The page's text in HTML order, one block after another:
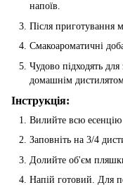
напоїв.
Після приготування
Смакоароматичні
Чудово підходять
домашнім
Інструкція:
Вилийте всю
Заповніть на 3/4
Долийте об'єм
Напій готовий. Для